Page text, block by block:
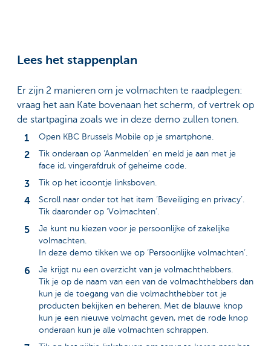
Lees het stappenplan
Er zijn 2 manieren om je volmachten te raadplegen:
vraag het aan Kate bovenaan het scherm, of vertrek op
de startpagina zoals we in deze demo zullen tonen.
Open KBC Brussels Mobile op je smartphone.
Tik onderaan op ‘Aanmelden’ en meld je aan met je
face id, vingerafdruk of geheime code.
Tik op het icoontje linksboven.
Scroll naar onder tot het item ‘Beveiliging en privacy’.
Tik daaronder op ‘Volmachten’.
Je kunt nu kiezen voor je persoonlijke of zakelijke
volmachten.
In deze demo tikken we op ‘Persoonlijke volmachten’.
Je krijgt nu een overzicht van je volmachthebbers.
Tik je op de naam van een van de volmachthebbers dan
kun je de toegang van die volmachthebber tot je
producten bekijken en beheren. Met de blauwe knop
kun je een nieuwe volmacht geven, met de rode knop
onderaan kun je alle volmachten schrappen.